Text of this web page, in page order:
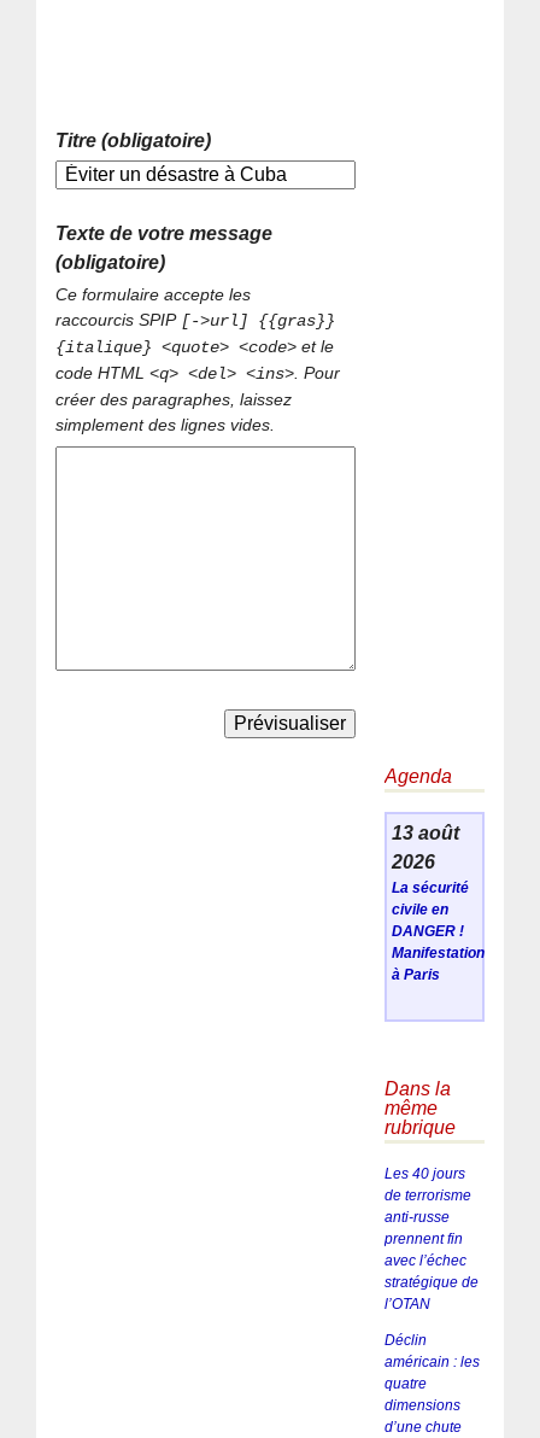
Titre (obligatoire)
Texte de votre message
(obligatoire)
Ce formulaire accepte les
raccourcis SPIP [->url] {{gras}}
{italique} <quote> <code> et le
code HTML<q> <del> <ins>. Pour
créer des paragraphes, laissez
simplement des lignes vides.
Agenda
13 août
2026
La sécurité
civile en
DANGER !
Manifestation
à Paris
Dans la
même
rubrique
Les 40 jours
de terrorisme
anti-russe
prennent fin
avec l’échec
stratégique de
l’OTAN
Déclin
américain : les
quatre
dimensions
d’une chute